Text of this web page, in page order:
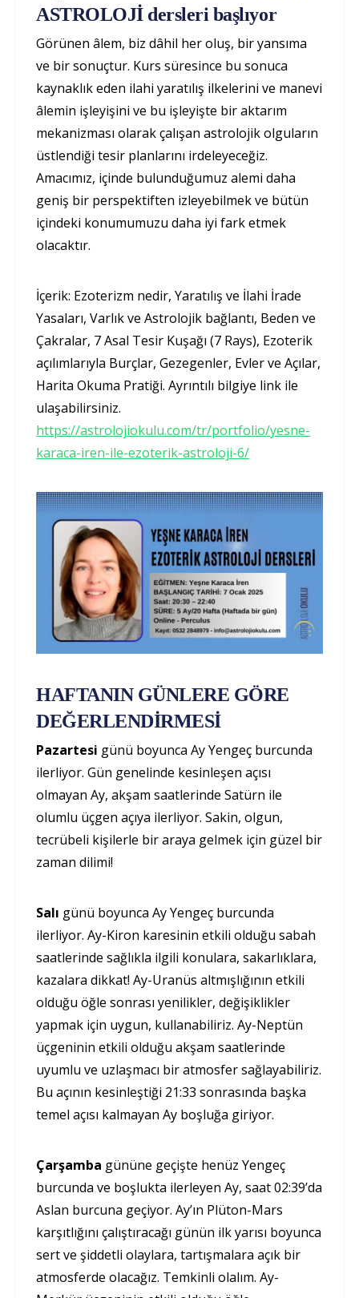
ASTROLOJİ dersleri başlıyor
Görünen âlem, biz dâhil her oluş, bir yansıma
ve bir sonuçtur. Kurs süresince bu sonuca
kaynaklık eden ilahi yaratılış ilkelerini ve manevi
âlemin işleyişini ve bu işleyişte bir aktarım
mekanizması olarak çalışan astrolojik olguların
üstlendiği tesir planlarını irdeleyeceğiz.
Amacımız, içinde bulunduğumuz alemi daha
geniş bir perspektiften izleyebilmek ve bütün
içindeki konumumuzu daha iyi fark etmek
olacaktır.
İçerik: Ezoterizm nedir, Yaratılış ve İlahi İrade
Yasaları, Varlık ve Astrolojik bağlantı, Beden ve
Çakralar, 7 Asal Tesir Kuşağı (7 Rays), Ezoterik
açılımlarıyla Burçlar, Gezegenler, Evler ve Açılar,
Harita Okuma Pratiği. Ayrıntılı bilgiye link ile
ulaşabilirsiniz.
https://astrolojiokulu.com/tr/portfolio/yesne-
karaca-iren-ile-ezoterik-astroloji-6/
HAFTANIN GÜNLERE GÖRE
DEĞERLENDİRMESİ
Pazartesi günü boyunca Ay Yengeç burcunda
ilerliyor. Gün genelinde kesinleşen açısı
olmayan Ay, akşam saatlerinde Satürn ile
olumlu üçgen açıya ilerliyor. Sakin, olgun,
tecrübeli kişilerle bir araya gelmek için güzel bir
zaman dilimi!
Salı günü boyunca Ay Yengeç burcunda
ilerliyor. Ay-Kiron karesinin etkili olduğu sabah
saatlerinde sağlıkla ilgili konulara, sakarlıklara,
kazalara dikkat! Ay-Uranüs altmışlığının etkili
olduğu öğle sonrası yenilikler, değişiklikler
yapmak için uygun, kullanabiliriz. Ay-Neptün
üçgeninin etkili olduğu akşam saatlerinde
uyumlu ve uzlaşmacı bir atmosfer sağlayabiliriz.
Bu açının kesinleştiği 21:33 sonrasında başka
temel açısı kalmayan Ay boşluğa giriyor.
Çarşamba gününe geçişte henüz Yengeç
burcunda ve boşlukta ilerleyen Ay, saat 02:39’da
Aslan burcuna geçiyor. Ay’ın Plüton-Mars
karşıtlığını çalıştıracağı günün ilk yarısı boyunca
sert ve şiddetli olaylara, tartışmalara açık bir
atmosferde olacağız. Temkinli olalım. Ay-